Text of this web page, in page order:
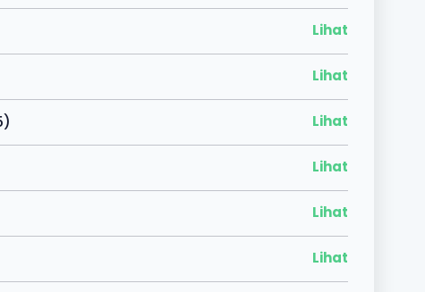
Lihat
Lihat
Lihat
Lihat
Lihat
Lihat